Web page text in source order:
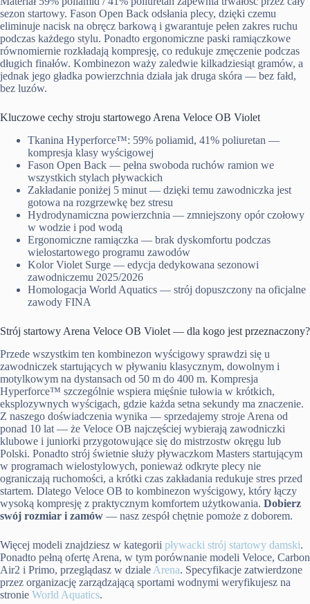
sezon startowy. Fason Open Back odsłania plecy, dzięki czemu
eliminuje nacisk na obręcz barkową i gwarantuje pełen zakres ruchu
podczas każdego stylu. Ponadto ergonomiczne paski ramiączkowe
równomiernie rozkładają kompresję, co redukuje zmęczenie podczas
długich finałów. Kombinezon waży zaledwie kilkadziesiąt gramów, a
jednak jego gładka powierzchnia działa jak druga skóra — bez fałd,
bez luzów.
Kluczowe cechy stroju startowego Arena Veloce OB Violet
Tkanina Hyperforce™: 59% poliamid, 41% poliuretan —
kompresja klasy wyścigowej
Fason Open Back — pełna swoboda ruchów ramion we
wszystkich stylach pływackich
Zakładanie poniżej 5 minut — dzięki temu zawodniczka jest
gotowa na rozgrzewkę bez stresu
Hydrodynamiczna powierzchnia — zmniejszony opór czołowy
w wodzie i pod wodą
Ergonomiczne ramiączka — brak dyskomfortu podczas
wielostartowego programu zawodów
Kolor Violet Surge — edycja dedykowana sezonowi
zawodniczemu 2025/2026
Homologacja World Aquatics — strój dopuszczony na oficjalne
zawody FINA
Strój startowy Arena Veloce OB Violet — dla kogo jest przeznaczony?
Przede wszystkim ten kombinezon wyścigowy sprawdzi się u
zawodniczek startujących w pływaniu klasycznym, dowolnym i
motylkowym na dystansach od 50 m do 400 m. Kompresja
Hyperforce™ szczególnie wspiera mięśnie tułowia w krótkich,
eksplozywnych wyścigach, gdzie każda setna sekundy ma znaczenie.
Z naszego doświadczenia wynika — sprzedajemy stroje Arena od
ponad 10 lat — że Veloce OB najczęściej wybierają zawodniczki
klubowe i juniorki przygotowujące się do mistrzostw okręgu lub
Polski. Ponadto strój świetnie służy pływaczkom Masters startującym
w programach wielostylowych, ponieważ odkryte plecy nie
ograniczają ruchomości, a krótki czas zakładania redukuje stres przed
startem. Dlatego Veloce OB to kombinezon wyścigowy, który łączy
wysoką kompresję z praktycznym komfortem użytkowania. Dobierz
swój rozmiar i zamów — nasz zespół chętnie pomoże z doborem.
Więcej modeli znajdziesz w kategorii pływacki strój startowy damski.
Ponadto pełną ofertę Arena, w tym porównanie modeli Veloce, Carbon
Air2 i Primo, przeglądasz w dziale Arena. Specyfikacje zatwierdzone
przez organizację zarządzającą sportami wodnymi weryfikujesz na
stronie World Aquatics.